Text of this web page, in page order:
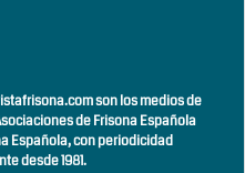
son los medios de
de Frisona Española
Española, conperiodicidad
desde 1981.